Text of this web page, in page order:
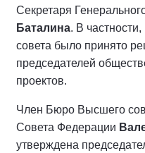
Секретаря
Баталина. В
совета было принято
председателей
проектов.
Член Бюро Высшего
Совета Федерации
утверждена